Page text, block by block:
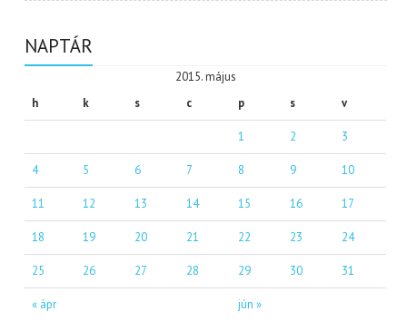
NAPTÁR
2015. május
h
k s c p s v
« ápr jún »
1 2 3
4 5 6 7 8 9 10
11 12 13 14 15 16 17
18 19 20 21 22 23 24
25 26 27 28 29 30 31